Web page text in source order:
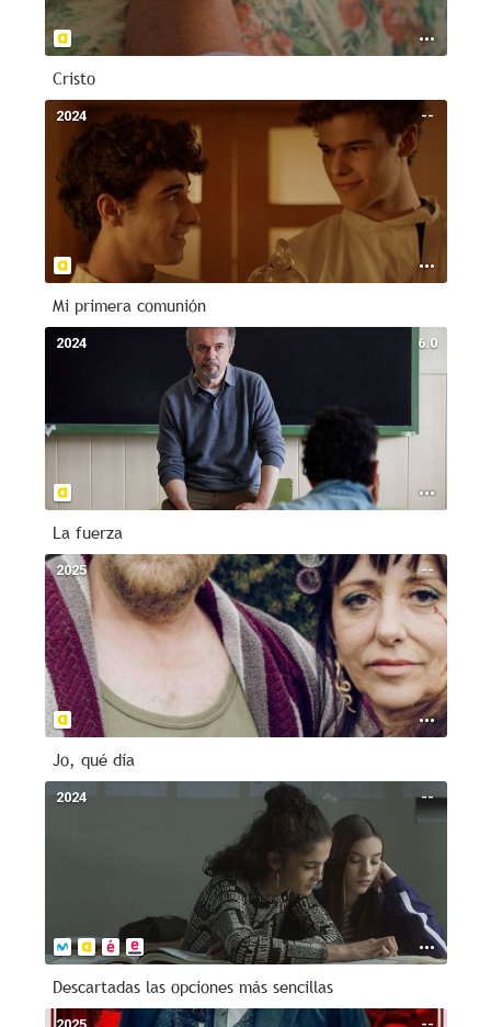
Cristo
--
2024
Mi primera comunión
6.0
2024
La fuerza
--
2025
Jo, qué día
--
2024
Descartadas las opciones más sencillas